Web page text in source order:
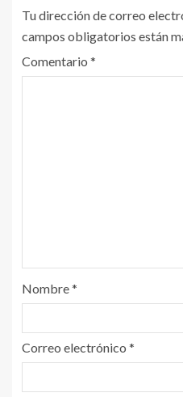
Tu dirección de correo
campos obligatorios están
Comentario *
Nombre*
Correo electrónico *